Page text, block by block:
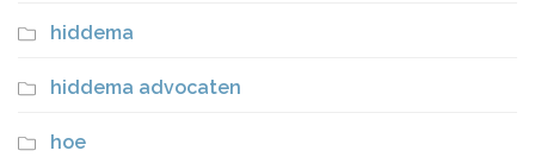
hiddema
hiddema advocaten
hoe